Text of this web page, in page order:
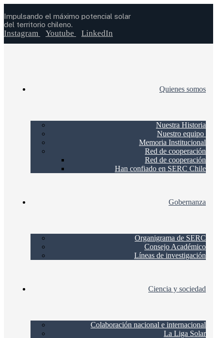
Impulsando el máximo potencial solar
del territorio chileno.
Instagram Youtube LinkedIn
Quienes somos
Nuestra Historia
Nuestro equipo
Memoria Institucional
Red de cooperación
Red de cooperación
Han confiado en SERC Chile
Gobernanza
Organigrama de SERC
Consejo Académico
Líneas de investigación
Ciencia y sociedad
Colaboración nacional e internacional
La Liga Solar